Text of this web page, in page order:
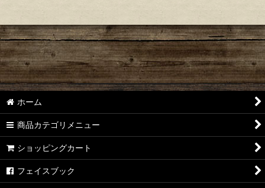
ホーム
商品カテゴリメニュー
ショッピングカート
フェイスブック